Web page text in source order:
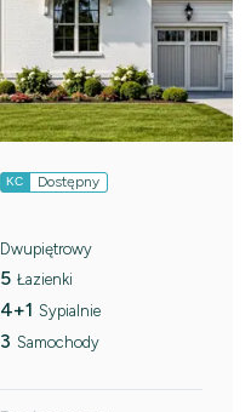
KC Dostępny
Dwupiętrowy
5 Łazienki
4+1 Sypialnie
3 Samochody